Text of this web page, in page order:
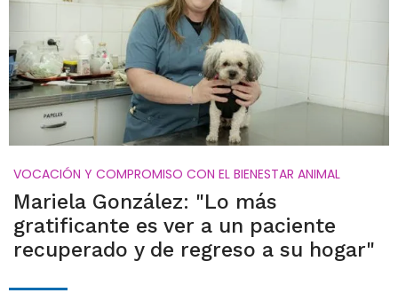
VOCACIÓN Y COMPROMISO CON EL BIENESTAR ANIMAL
Mariela González: "Lo más
gratificante es ver a un paciente
recuperado y de regreso a su hogar"